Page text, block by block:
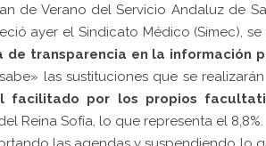
de Verano del Servicio Andaluz de
ayer el Sindicato Médico (Simec), se
transparencia en la información
las sustituciones que se
facilitado por los propios
Reina Sofía, lo que representa el 8,8%.